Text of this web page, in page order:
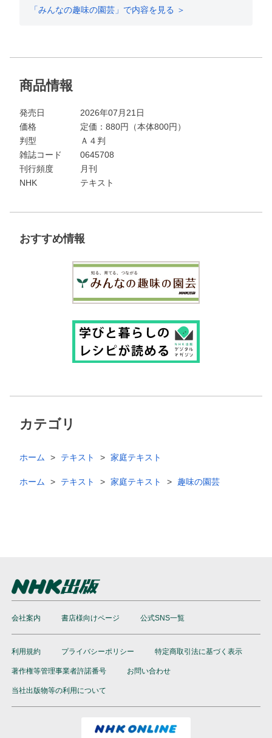
「みんなの趣味の園芸」で内容を見る ＞
商品情報
発売日
2026年07月21日
価格
定価： 880円（本体800円）
判型
Ａ４判
雑誌コード
0645708
刊行頻度
月刊
NHK
テキスト
おすすめ情報
カテゴリ
ホーム テキスト 家庭テキスト
ホーム テキスト 家庭テキスト 趣味の園芸
会社案内 書店様向けページ 公式SNS一覧
利用規約 プライバシーポリシー 特定商取引法に基づく表示
著作権等管理事業者許諾番号 お問い合わせ
当社出版物等の利用について